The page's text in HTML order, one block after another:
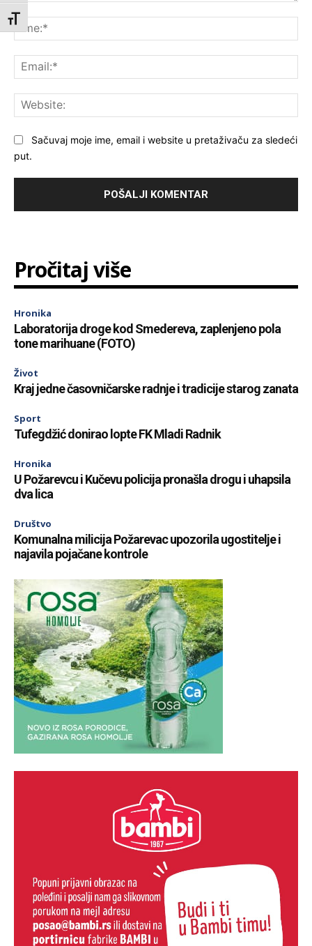
Toggle Font size
Sačuvaj moje ime, email i website u pretaživaču za sledeći
put.
Pročitaj više
Hronika
Laboratorija droge kod Smedereva, zaplenjeno pola
tone marihuane (FOTO)
Život
Kraj jedne časovničarske radnje i tradicije starog zanata
Sport
Tufegdžić donirao lopte FK Mladi Radnik
Hronika
U Požarevcu i Kučevu policija pronašla drogu i uhapsila
dva lica
Društvo
Komunalna milicija Požarevac upozorila ugostitelje i
najavila pojačane kontrole